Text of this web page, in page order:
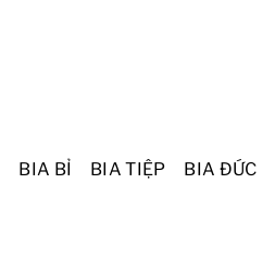
BIA BỈ BIA TIỆP BIA ĐỨC